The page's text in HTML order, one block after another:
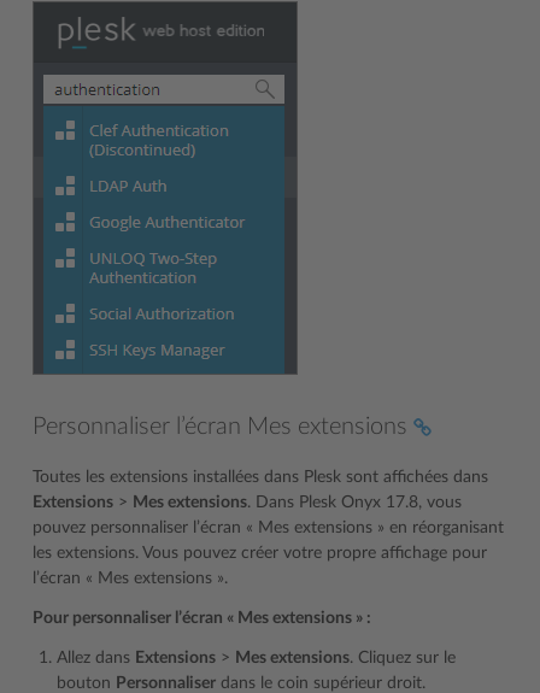
Personnaliser l’écran Mes extensions
Toutes les extensions installées dans Plesk sont affichées dans
Extensions > Mes extensions. Dans Plesk Onyx 17.8, vous
pouvez personnaliser l’écran « Mes extensions » en réorganisant
les extensions. Vous pouvez créer votre propre affichage pour
l’écran « Mes extensions ».
Pour personnaliser l’écran « Mes extensions » :
Allez dans Extensions > Mes extensions. Cliquez sur le
bouton Personnaliser dans le coin supérieur droit.